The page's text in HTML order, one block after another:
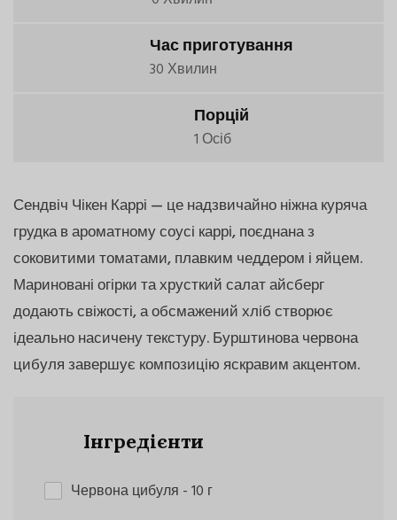
Час приготування
30 Хвилин
Порцій
1 Осіб
Сендвіч Чікен Каррі — це надзвичайно ніжна куряча
грудка в ароматному соусі каррі, поєднана з
соковитими томатами, плавким чеддером і яйцем.
Мариновані огірки та хрусткий салат айсберг
додають свіжості, а обсмажений хліб створює
ідеально насичену текстуру. Бурштинова червона
цибуля завершує композицію яскравим акцентом.
Інгредієнти
Червона цибуля - 10 г